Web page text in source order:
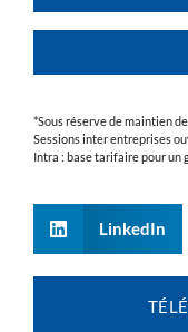
*Sous réserve de maintien
Sessions inter entreprises
Intra : base tarifaire pour un
LinkedIn